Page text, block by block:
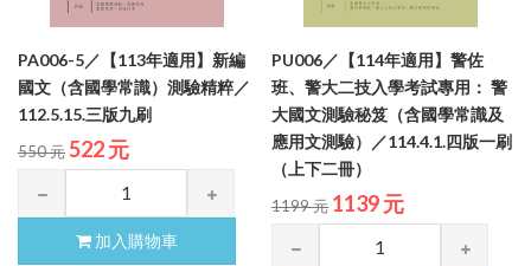
PA006-5／【113年適用】新編
國文（含國學常識）測驗精粹／
112.5.15.三版九刷
550 元522 元
加入購物車
PU006／【114年適用】警佐
班、警大二技入學考試專用： 警
大國文測驗秘笈（含國學常識及
應用文測驗）／114.4.1.四版一刷
（上下二冊）
1199 元 1139 元